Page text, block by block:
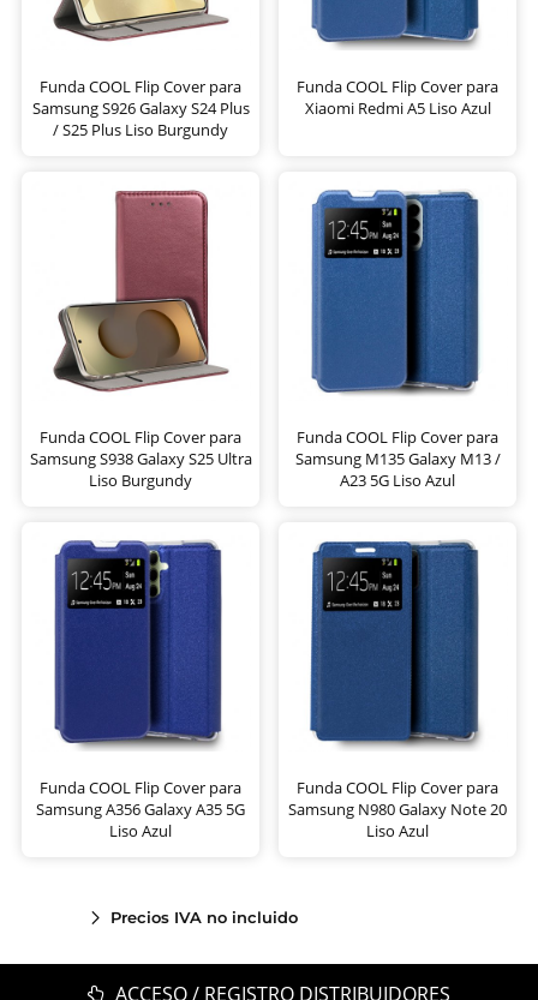
Funda COOL Flip Cover para
Samsung S926 Galaxy S24 Plus
/ S25 Plus Liso Burgundy
Funda COOL Flip Cover para
Xiaomi Redmi A5 Liso Azul
Funda COOL Flip Cover para
Samsung S938 Galaxy S25 Ultra
Liso Burgundy
Funda COOL Flip Cover para
Samsung M135 Galaxy M13 /
A23 5G Liso Azul
Funda COOL Flip Cover para
Samsung A356 Galaxy A35 5G
Liso Azul
Funda COOL Flip Cover para
Samsung N980 Galaxy Note 20
Liso Azul
Precios IVA no incluido
ACCESO / REGISTRO DISTRIBUIDORES